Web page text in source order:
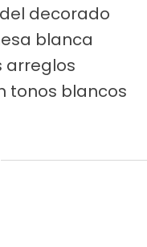
decorado
blanca
arreglos
tonos blancos